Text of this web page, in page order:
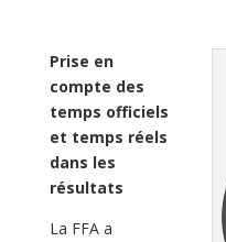
Prise en
compte des
temps officiels
et temps réels
dans les
résultats
La FFA a